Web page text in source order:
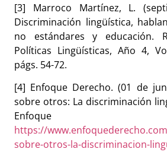
[3] Marroco Martínez, L.
Discriminación lingüística,
no estándares y educación.
Políticas Lingüísticas, Año 4,
págs. 54-72.
[4] Enfoque Derecho. (01 de
sobre otros: La discriminación
Enfoque
https://
sobre-otros-la-discriminacion-